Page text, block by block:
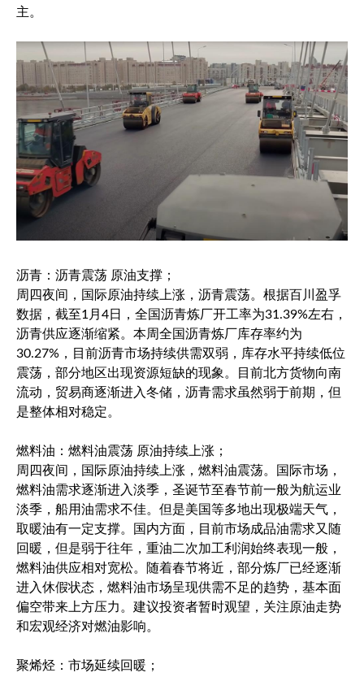
主。
沥青：沥青震荡 原油支撑；
周四夜间，国际原油持续上涨，沥青震荡。根据百川盈孚
数据，截至1月4日，全国沥青炼厂开工率为31.39%左右，
沥青供应逐渐缩紧。本周全国沥青炼厂库存率约为
30.27%，目前沥青市场持续供需双弱，库存水平持续低位
震荡，部分地区出现资源短缺的现象。目前北方货物向南
流动，贸易商逐渐进入冬储，沥青需求虽然弱于前期，但
是整体相对稳定。
燃料油：燃料油震荡 原油持续上涨；
周四夜间，国际原油持续上涨，燃料油震荡。国际市场，
燃料油需求逐渐进入淡季，圣诞节至春节前一般为航运业
淡季，船用油需求不佳。但是美国等多地出现极端天气，
取暖油有一定支撑。国内方面，目前市场成品油需求又随
回暖，但是弱于往年，重油二次加工利润始终表现一般，
燃料油供应相对宽松。随着春节将近，部分炼厂已经逐渐
进入休假状态，燃料油市场呈现供需不足的趋势，基本面
偏空带来上方压力。建议投资者暂时观望，关注原油走势
和宏观经济对燃油影响。
聚烯烃：市场延续回暖；